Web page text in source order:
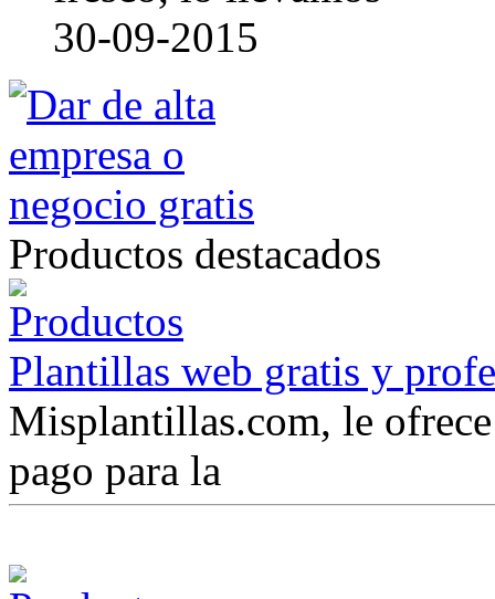
30-09-2015
Productos destacados
Plantillas web gratis y
Misplantillas.com, le
pago para la